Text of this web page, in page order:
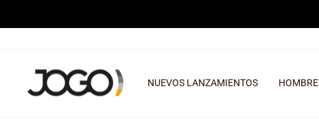
directamente
NUEVOS LANZAMIENTOS HOMBRE